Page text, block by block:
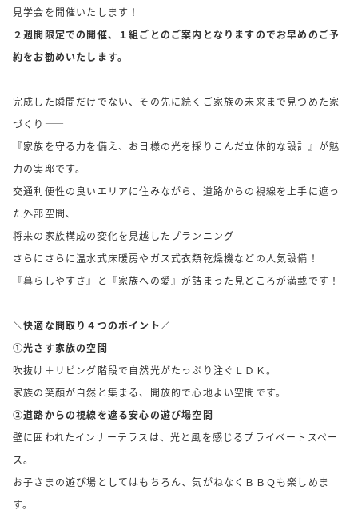
見学会を開催いたします！
２週間限定での開催、１組ごとのご案内となりますのでお早めのご予
約をお勧めいたします。
完成した瞬間だけでない、その先に続くご家族の未来まで見つめた家
づくり――
『家族を守る力を備え、お日様の光を採りこんだ立体的な設計』が魅
力の実邸です。
交通利便性の良いエリアに住みながら、道路からの視線を上手に遮っ
た外部空間、
将来の家族構成の変化を見越したプランニング
さらにさらに温水式床暖房やガス式衣類乾燥機などの人気設備！
『暮らしやすさ』と『家族への愛』が詰まった見どころが満載です！
＼快適な間取り４つのポイント／
①光さす家族の空間
吹抜け＋リビング階段で自然光がたっぷり注ぐＬＤＫ。
家族の笑顔が自然と集まる、開放的で心地よい空間です。
②道路からの視線を遮る安心の遊び場空間
壁に囲われたインナーテラスは、光と風を感じるプライベートスペー
ス。
お子さまの遊び場としてはもちろん、気がねなくＢＢＱも楽しめま
す。